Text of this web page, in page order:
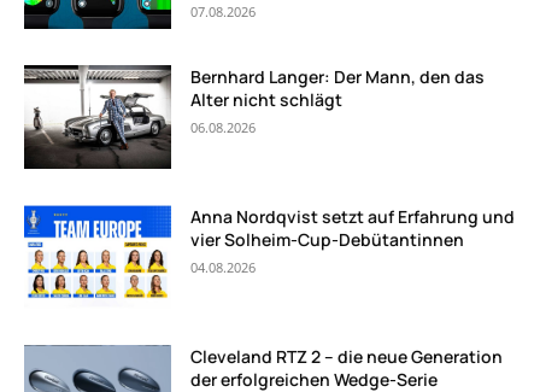
07.08.2026
Bernhard Langer: Der Mann, den das
Alter nicht schlägt
06.08.2026
Anna Nordqvist setzt auf Erfahrung und
vier Solheim-Cup-Debütantinnen
04.08.2026
Cleveland RTZ 2 – die neue Generation
der erfolgreichen Wedge-Serie